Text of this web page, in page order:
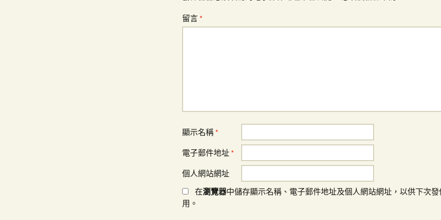
留言 *
顯示名稱 *
電子郵件地址 *
個人網站網址
在瀏覽器中儲存顯示名稱、電子郵件地址及個人網站網址，以供下次
用。